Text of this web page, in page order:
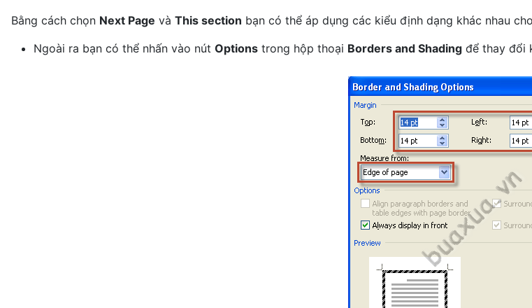
Bằng cách chọn Next Page và This section bạn có thể áp dụng các kiểu định dạng khác nhau
Ngoài ra bạn có thể nhấn vào nút Options trong hộp thoại Borders and Shading để thay đổi